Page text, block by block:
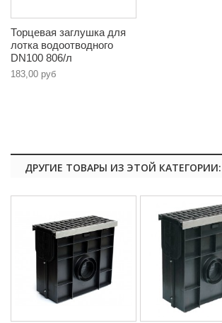
Торцевая заглушка для
лотка водоотводного
DN100 806/л
183,00 руб
ДРУГИЕ ТОВАРЫ ИЗ ЭТОЙ КАТЕГОРИИ: